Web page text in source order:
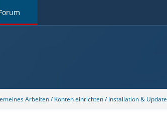
Arbeiten / Konten einrichten / Installation & Update